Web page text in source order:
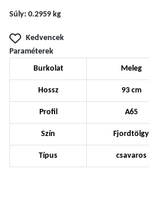
Súly: 0.2959 kg
Kedvencek
Paraméterek
Burkolat Meleg
Hossz 93 cm
Profil A65
Szín Fjordtölgy
Típus csavaros